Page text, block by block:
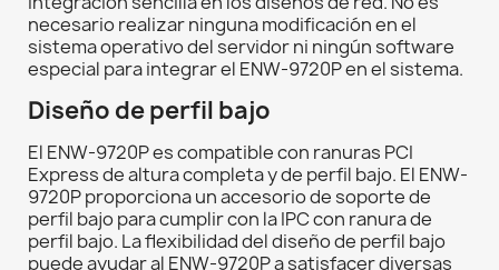
necesario realizar ninguna modificación en el
sistema operativo del servidor ni ningún software
especial para integrar el ENW-9720P en el sistema.
Diseño de perfil bajo
El ENW-9720P es compatible con ranuras PCI
Express de altura completa y de perfil bajo. El ENW-
9720P proporciona un accesorio de soporte de
perfil bajo para cumplir con la IPC con ranura de
perfil bajo. La flexibilidad del diseño de perfil bajo
puede ayudar al ENW-9720P a satisfacer diversas